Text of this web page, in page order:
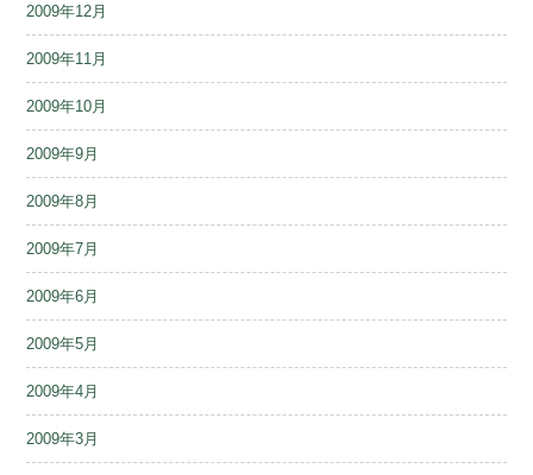
2009年12月
2009年11月
2009年10月
2009年9月
2009年8月
2009年7月
2009年6月
2009年5月
2009年4月
2009年3月